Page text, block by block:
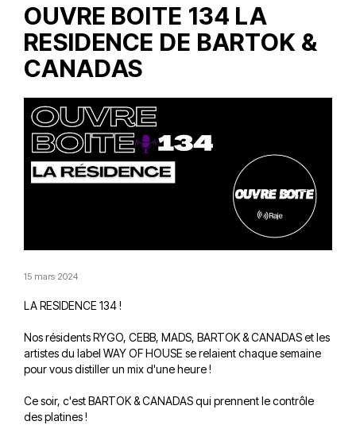
OUVRE BOITE 134 LA
RESIDENCE DE BARTOK &
CANADAS
15 mars 2024
LA RESIDENCE 134 !
Nos résidents RYGO, CEBB, MADS, BARTOK & CANADAS et les
artistes du label WAY OF HOUSE se relaient chaque semaine
pour vous distiller un mix d'une heure !
Ce soir, c'est BARTOK & CANADAS qui prennent le contrôle
des platines !